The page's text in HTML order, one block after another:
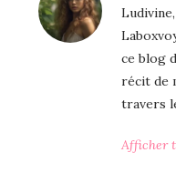
ce blog
récit de
travers
Afficher